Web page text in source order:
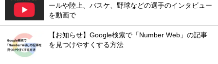
ールや陸上、バスケ、野球などの選手のインタビュー
を動画で
【お知らせ】Google検索で「Number Web」の記事
を見つけやすくする方法